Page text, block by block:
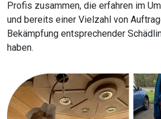
Profis zusammen, die erfahren im
und bereits einer Vielzahl von
Bekämpfung entsprechender
haben.